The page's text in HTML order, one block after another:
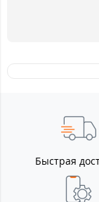
Быстрая